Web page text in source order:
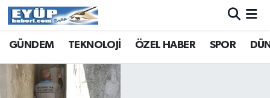
GÜNDEM TEKNOLOJİ ÖZEL HABER SPOR